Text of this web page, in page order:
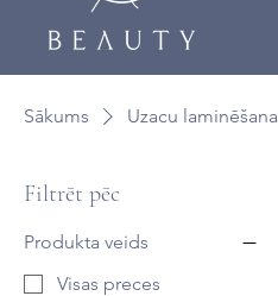
Sākums Uzacu laminēšana
Filtrēt pēc
Produkta veids
Visas preces